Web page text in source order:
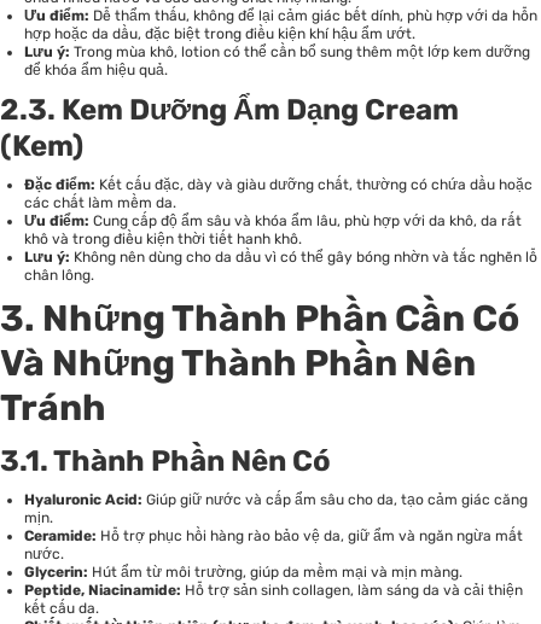
Ưu điểm: Dễ thẩm thấu, không để lại cảm giác bết dính, phù hợp với da hỗn
hợp hoặc da dầu, đặc biệt trong điều kiện khí hậu ẩm ướt.
Lưu ý: Trong mùa khô, lotion có thể cần bổ sung thêm một lớp kem dưỡng
để khóa ẩm hiệu quả.
2.3. Kem Dưỡng Ẩm Dạng Cream
(Kem)
Đặc điểm: Kết cấu đặc, dày và giàu dưỡng chất, thường có chứa dầu hoặc
các chất làm mềm da.
Ưu điểm: Cung cấp độ ẩm sâu và khóa ẩm lâu, phù hợp với da khô, da rất
khô và trong điều kiện thời tiết hanh khô.
Lưu ý: Không nên dùng cho da dầu vì có thể gây bóng nhờn và tắc nghẽn lỗ
chân lông.
3. Những Thành Phần Cần Có
Và Những Thành Phần Nên
Tránh
3.1. Thành Phần Nên Có
Hyaluronic Acid: Giúp giữ nước và cấp ẩm sâu cho da, tạo cảm giác căng
mịn.
Ceramide: Hỗ trợ phục hồi hàng rào bảo vệ da, giữ ẩm và ngăn ngừa mất
nước.
Glycerin: Hút ẩm từ môi trường, giúp da mềm mại và mịn màng.
Peptide, Niacinamide: Hỗ trợ sản sinh collagen, làm sáng da và cải thiện
kết cấu da.